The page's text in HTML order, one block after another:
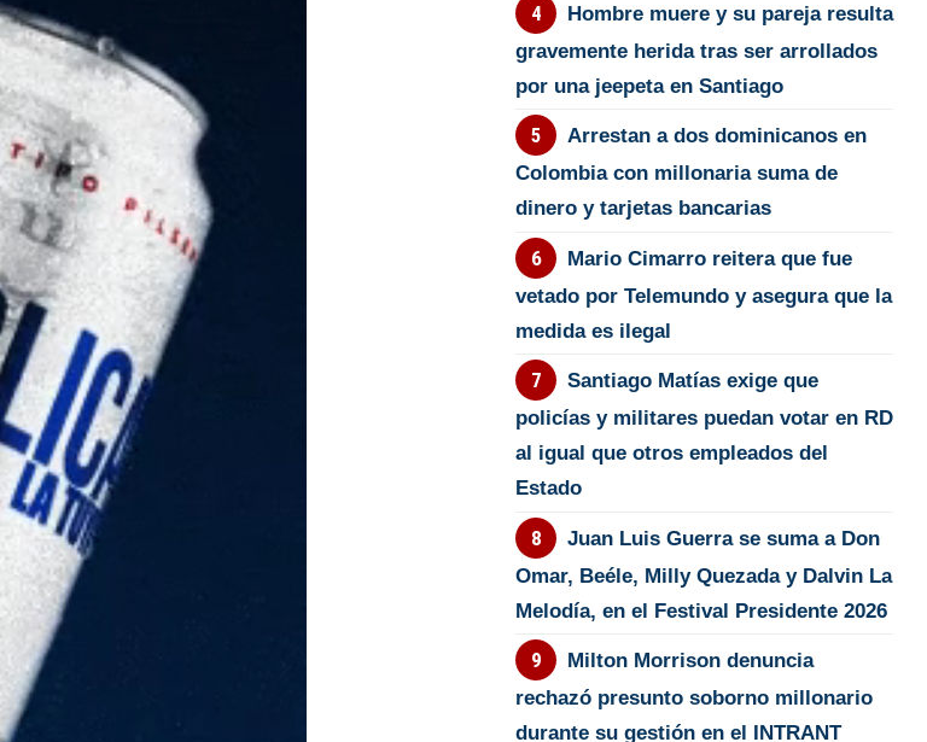
Hombre muere y su pareja resulta
gravemente herida tras ser arrollados
por una jeepeta en Santiago
Arrestan a dos dominicanos en
Colombia con millonaria suma de
dinero y tarjetas bancarias
Mario Cimarro reitera que fue
vetado por Telemundo y asegura que la
medida es ilegal
Santiago Matías exige que
policías y militares puedan votar en RD
al igual que otros empleados del
Estado
Juan Luis Guerra se suma a Don
Omar, Beéle, Milly Quezada y Dalvin La
Melodía, en el Festival Presidente 2026
Milton Morrison denuncia
rechazó presunto soborno millonario
durante su gestión en el INTRANT